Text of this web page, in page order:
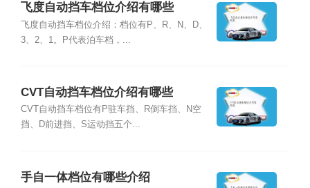
飞度自动挡车档位介绍有哪些
飞度自动挡车档位介绍：档位有P、R、N、D、
3、2、1。P代表泊车档，...
CVT自动挡车档位介绍有哪些
CVT自动挡车档位有P驻车挡、R倒车挡、N空
挡、D前进挡、S运动挡五个...
手自一体档位有哪些介绍